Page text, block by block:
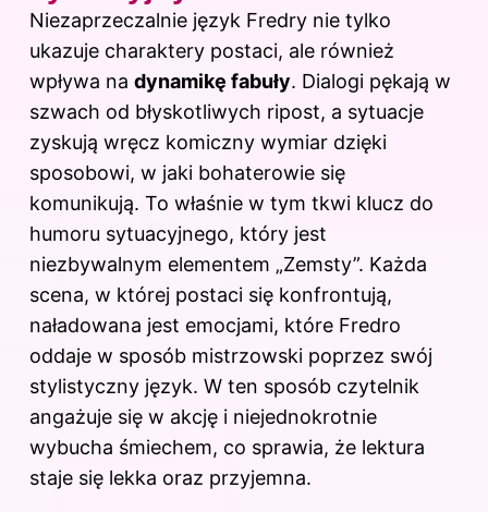
Niezaprzeczalnie język Fredry nie tylko
ukazuje charaktery postaci, ale również
wpływa na dynamikę fabuły. Dialogi pękają w
szwach od błyskotliwych ripost, a sytuacje
zyskują wręcz komiczny wymiar dzięki
sposobowi, w jaki bohaterowie się
komunikują. To właśnie w tym tkwi klucz do
humoru sytuacyjnego, który jest
niezbywalnym elementem „Zemsty”. Każda
scena, w której postaci się konfrontują,
naładowana jest emocjami, które Fredro
oddaje w sposób mistrzowski poprzez swój
stylistyczny język. W ten sposób czytelnik
angażuje się w akcję i niejednokrotnie
wybucha śmiechem, co sprawia, że lektura
staje się lekka oraz przyjemna.